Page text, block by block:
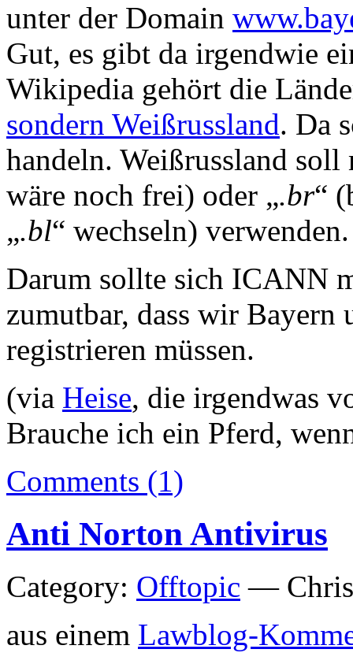
unter der Domain
Gut, es gibt da irgendwie
Wikipedia gehört die
sondern Weißrussland. Da
handeln. Weißrussland soll
wäre noch frei) oder „.br“
„.bl“ wechseln) verwenden.
Darum sollte sich ICANN
zumutbar, dass wir Bayern
registrieren müssen.
(via Heise, die irgendwas
Brauche ich ein Pferd,
Comments (1)
Anti Norton Antivirus
Category: Offtopic —
aus einem Lawblog-